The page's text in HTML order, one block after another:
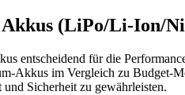
(LiPo/Li-Ion/
entscheidend für die
Akkus im Vergleich zu
Sicherheit zu gewährleisten.